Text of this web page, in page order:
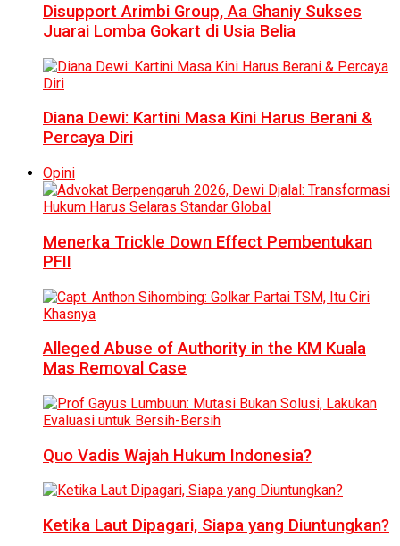
Disupport Arimbi Group, Aa Ghaniy Sukses
Juarai Lomba Gokart di Usia Belia
Diana Dewi: Kartini Masa Kini Harus Berani &
Percaya Diri
Opini
Menerka Trickle Down Effect Pembentukan
PFII
Alleged Abuse of Authority in the KM Kuala
Mas Removal Case
Quo Vadis Wajah Hukum Indonesia?
Ketika Laut Dipagari, Siapa yang Diuntungkan?